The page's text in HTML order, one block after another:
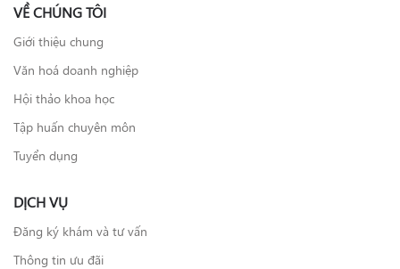
VỀ CHÚNG TÔI
Giới thiệu chung
Văn hoá doanh nghiệp
Hội thảo khoa học
Tập huấn chuyên môn
Tuyển dụng
DỊCH VỤ
Đăng ký khám và tư vấn
Thông tin ưu đãi